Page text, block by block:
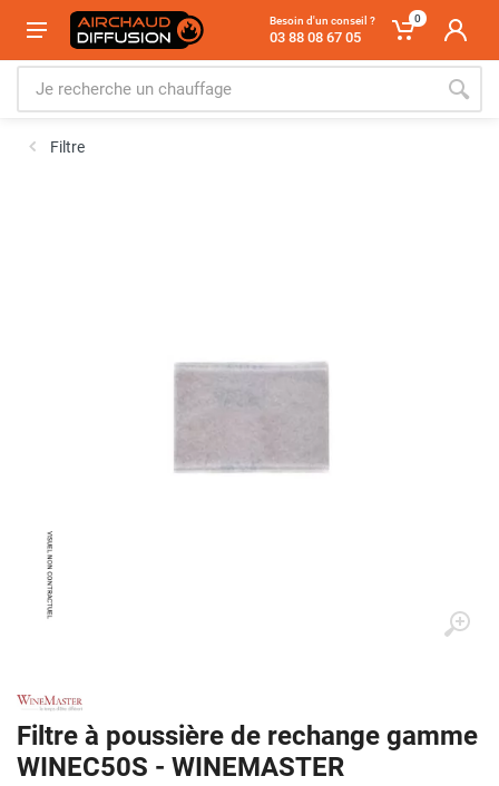
Besoin d'un conseil ?
03 88 08 67 05
0
Filtre
Filtre à poussière de rechange gamme
WINEC50S - WINEMASTER